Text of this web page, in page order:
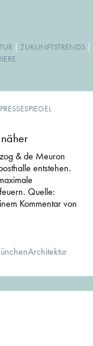
| ZUKUNFTSTRENDS|
PRESSESPIEGEL
& de Meuron
entstehen.
Quelle:
Kommentar von